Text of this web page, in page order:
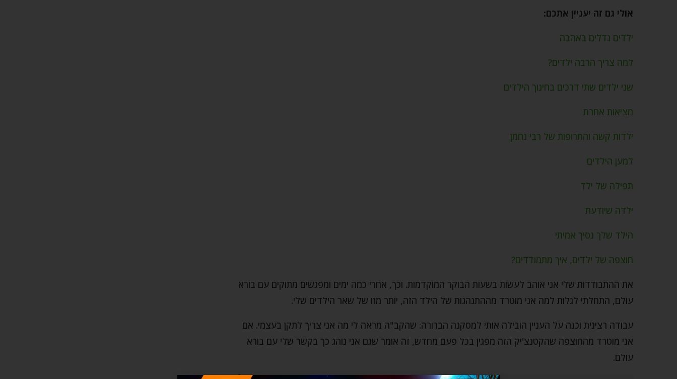
אולי גם זה יעניין אתכם:
ילדים גדלים באהבה
למה צריך הרבה ילדים?
שני ילדים שתי דרכים בחינוך הילדים
מציאות אחרת
ילדות קשה והתרופות של רבי נחמן
למען הילדים
תפילה של ילד
ילדה שיודעת
הילד שלך נסיך אמיתי
חוצפה של ילדים, איך מתמודדים?
את ההתבודדות שלי אני אוהב לעשות בשעות הבוקר המוקדמות. וכך, אחרי כמה ימים ומפגשים מתוקים עם בורא
עולם, התחלתי לגלות למה אני מוטרד מההתנהגות של הילד הזה, יותר מזו של שאר הילדים שלי.
עבודה רצינית וכנה על העניין הובילה אותי למסקנה הברורה: שהקב"ה מראה לי מה אני צריך לתקן בעצמי. אם
אני מוטרד מהחוצפה שהקטנצ'יק הזה מפגין בכל פעם מחדש, זה אומר שגם אני נוהג כך בקשר שלי עם בורא
עולם.